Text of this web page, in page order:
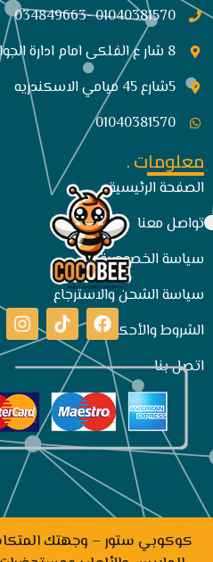
01040381570 -034849663
8 شار ع الفلكى امام ادارة الجوازات محطة الرمل الاسكندرية
5شارع 45 ميامي الاسكندريه
01040381570
معلومات .
الصفحة الرئيسية
تواصل معنا
سياسة الخصوصية
سياسة الشحن والاسترجاع
الشروط والأحكام
اتصل بنا
كوكوبي ستور – وجهتك